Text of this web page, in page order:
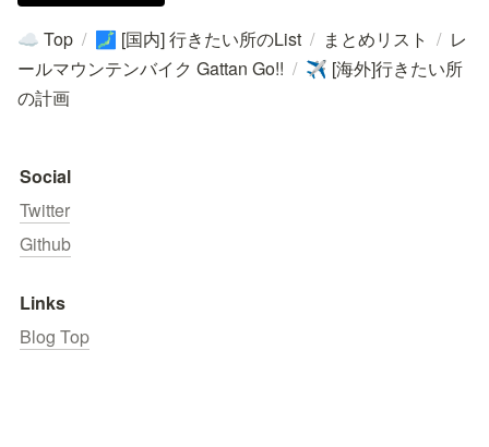
☁️ Top / 🗾 [国内] 行きたい所のList / まとめリスト / レ
ールマウンテンバイク Gattan Go!! / ✈️ [海外]行きたい所
の計画
Social
Twitter
Github
Links
Blog Top